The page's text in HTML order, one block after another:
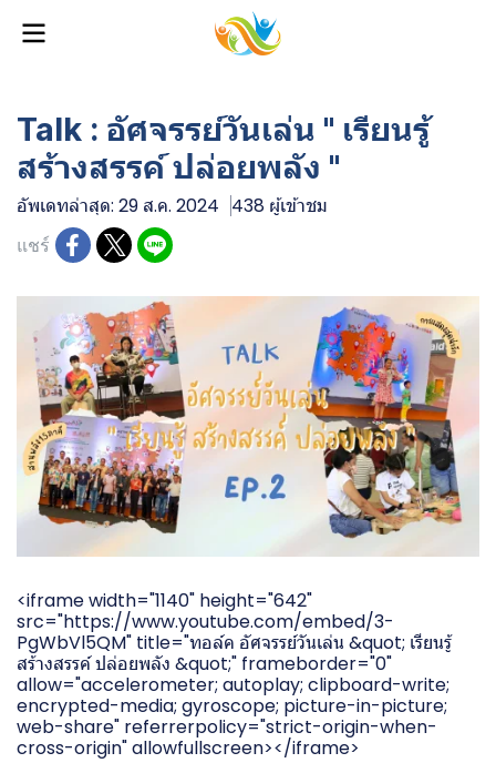
Talk : อัศจรรย์วันเล่น " เรียนรู้
สร้างสรรค์ ปล่อยพลัง "
อัพเดทล่าสุด: 29 ส.ค. 2024 438 ผู้เข้าชม
แชร์
<iframe width="1140" height="642"
src="https://www.youtube.com/embed/3-
PgWbVl5QM" title="ทอล์ค อัศจรรย์วันเล่น &quot; เรียนรู้
สร้างสรรค์ ปล่อยพลัง &quot;" frameborder="0"
allow="accelerometer; autoplay; clipboard-write;
encrypted-media; gyroscope; picture-in-picture;
web-share" referrerpolicy="strict-origin-when-
cross-origin" allowfullscreen></iframe>